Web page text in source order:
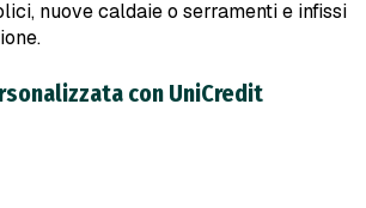
nuove caldaie o serramenti e infissi
con UniCredit